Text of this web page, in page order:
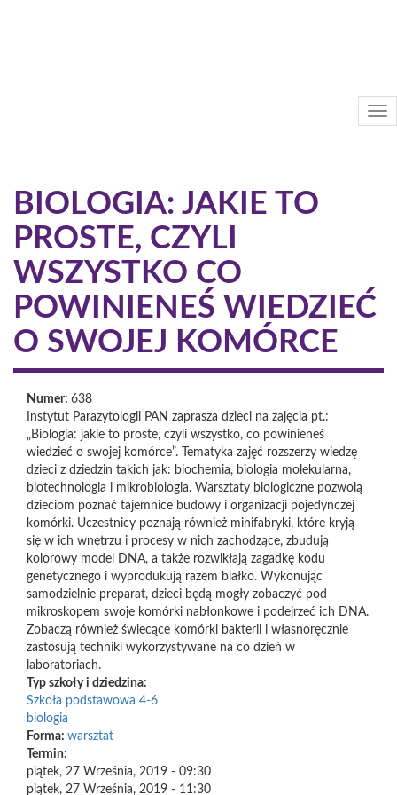
BIOLOGIA: JAKIE TO
PROSTE, CZYLI
WSZYSTKO CO
POWINIENEŚ WIEDZIEĆ
O SWOJEJ KOMÓRCE
Numer: 638
Instytut Parazytologii PAN zaprasza dzieci na zajęcia pt.:
„Biologia: jakie to proste, czyli wszystko, co powinieneś
wiedzieć o swojej komórce”. Tematyka zajęć rozszerzy wiedzę
dzieci z dziedzin takich jak: biochemia, biologia molekularna,
biotechnologia i mikrobiologia. Warsztaty biologiczne pozwolą
dzieciom poznać tajemnice budowy i organizacji pojedynczej
komórki. Uczestnicy poznają również minifabryki, które kryją
się w ich wnętrzu i procesy w nich zachodzące, zbudują
kolorowy model DNA, a także rozwikłają zagadkę kodu
genetycznego i wyprodukują razem białko. Wykonując
samodzielnie preparat, dzieci będą mogły zobaczyć pod
mikroskopem swoje komórki nabłonkowe i podejrzeć ich DNA.
Zobaczą również świecące komórki bakterii i własnoręcznie
zastosują techniki wykorzystywane na co dzień w
laboratoriach.
Typ szkoły i dziedzina:
Szkoła podstawowa 4-6
biologia
Forma: warsztat
Termin:
piątek, 27 Września, 2019 - 09:30
piątek, 27 Września, 2019 - 11:30